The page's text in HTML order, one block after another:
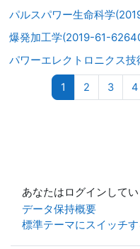
パルスパワー生命科学
爆発加工学(2019-61-
パワーエレクトロニクス
1 ページ 1
2ページ 2
3ペー4
あなたはログインして
データ保持概要
標準テーマにスイッチす